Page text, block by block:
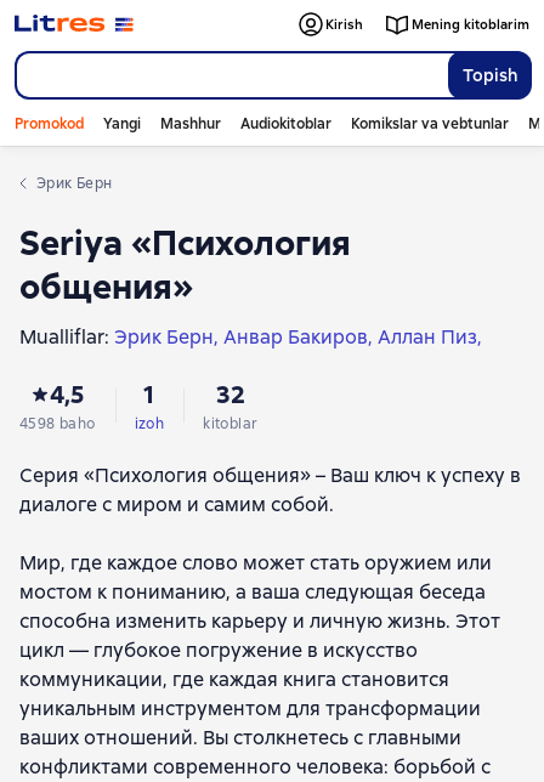
Topish
Kirish Mening kitoblarim
Promokod Yangi Mashhur Audiokitoblar Komikslar va vebtunlar
Эрик Берн
Seriya «Психология
общения»
Mualliflar: Эрик Берн Анвар Бакиров Аллан Пиз
Джон Эйкафф
Мартин Верле
Шейла Хин
Айнур Зиннатуллин
Роберт Болтон Сюзанна Стабил
Вера Биркенбиль
Федор Баландин Федор Васильев
Хенрик Стенстрём Кирилл Жданов
Анастасия Афанасьева Екатерина Кононова
4,5
4598 baho
1
izoh
32
kitoblar
Серия «Психология общения» – Ваш ключ к успеху в
диалоге с миром и самим собой.
Мир, где каждое слово может стать оружием или
мостом к пониманию, а ваша следующая беседа
способна изменить карьеру и личную жизнь. Этот
цикл — глубокое погружение в искусство
коммуникации, где каждая книга становится
уникальным инструментом для трансформации
ваших отношений. Вы столкнетесь с главными
конфликтами современного человека: борьбой с